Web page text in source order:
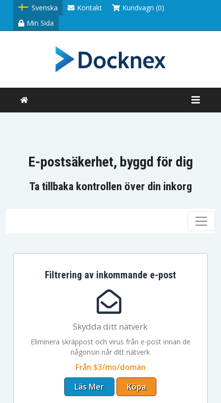
Svenska Kontakt
Kundvagn (0)
Min Sida
E-postsäkerhet, byggd för dig
Ta tillbaka kontrollen över din inkorg
Filtrering av inkommande e-post
Skydda ditt nätverk
Eliminera skräppost och virus från e-post innan de
någonsin når ditt nätverk
Från $3/mo/domän
Läs Mer Köpa